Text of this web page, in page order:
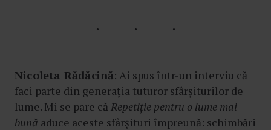
Nicoleta Rădăcină: Ai spus într-un interviu că
faci parte din generația tuturor sfârșiturilor de
lume. Mi se pare că Repetiție pentru o lume mai
bună aduce aceste sfârșituri împreună: schimbări